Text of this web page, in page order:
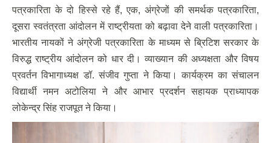
पत्रकारिता के दो हिस्से रहे हैं, एक, अंग्रेजों की समर्थक पत्रकारिता,
दूसरा स्वतंत्रता आंदोलन में राष्ट्रीयता को बढ़ावा देने वाली पत्रकारिता।
भारतीय नायकों ने अंग्रेजी पत्रकारिता के माध्यम से ब्रिटिश सरकार के
विरुद्ध राष्ट्रीय आंदोलन को धार दी। व्याख्यान की अध्यक्षता और विषय
प्रवर्तन विभागाध्यक्ष डॉ. संजीव गुप्ता ने किया। कार्यक्रम का संचालन
विद्यार्थी नमन अटोलिया ने और आभार प्रदर्शन सहायक प्राध्यापक
लोकेन्द्र सिंह राजपूत ने किया।